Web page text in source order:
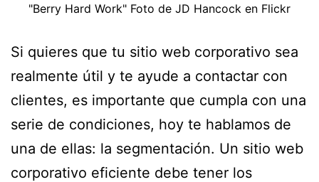
"Berry Hard Work" Foto de JD Hancock en Flickr
Si quieres que tu sitio web corporativo sea
realmente útil y te ayude a contactar con
clientes, es importante que cumpla con una
serie de condiciones, hoy te hablamos de
una de ellas: la segmentación. Un sitio web
corporativo eficiente debe tener los